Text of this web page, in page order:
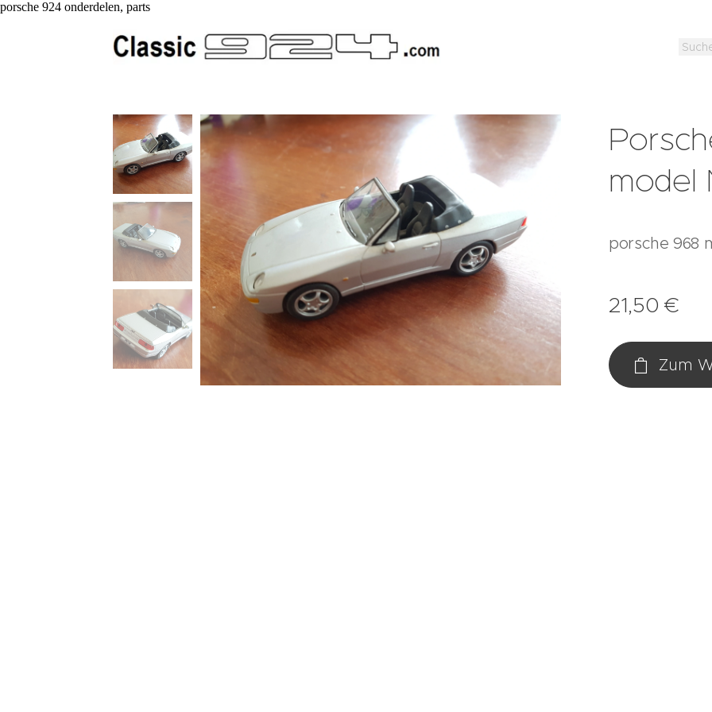
porsche 924 onderdelen, parts
model
porsche 968
21,50 €
Zum